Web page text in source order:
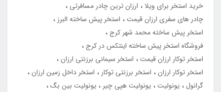
خرید استخر برای ویلا
ارزان ترین چادر مسافرتی
چادر های سفری ارزان قیمت
استخر پیش ساخته البرز
استخر پیش ساخته محمد شهر کرج
فروشگاه استخر پیش ساخته اینتکس در کرج
استخر توکار ارزان قیمت
استخر سیمانی برزنتی ارزان
استخر توکار ارزان
استخر برزنتی توکار
استخر داخل زمین ارزان
گرانول یونولیت یونولیت هپی چیر
یونولیت بین بگ